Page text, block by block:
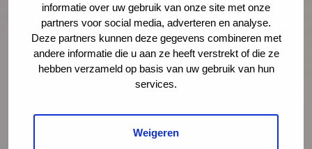
informatie over uw gebruik van onze site met onze
partners voor social media, adverteren en analyse.
Deze partners kunnen deze gegevens combineren met
andere informatie die u aan ze heeft verstrekt of die ze
hebben verzameld op basis van uw gebruik van hun
services.
Weigeren
E-mailadres